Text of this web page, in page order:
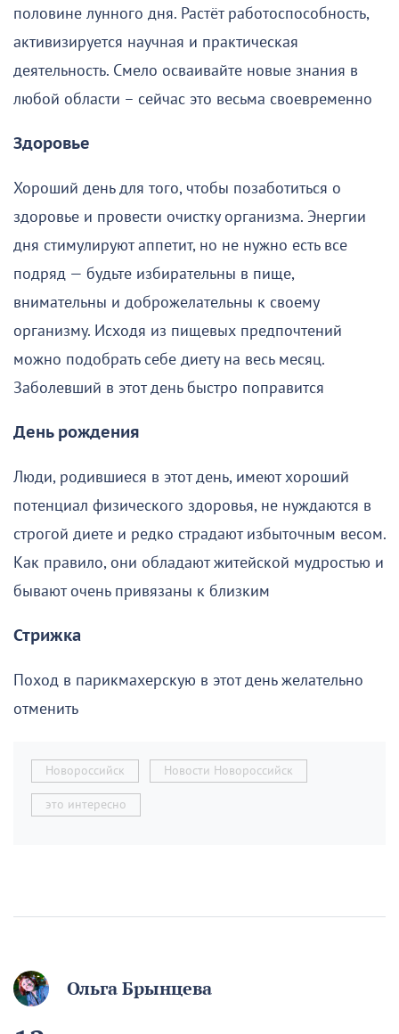
половине лунного дня. Растёт работоспособность,
активизируется научная и практическая
деятельность. Смело осваивайте новые знания в
любой области – сейчас это весьма своевременно
Здоровье
Хороший день для того, чтобы позаботиться о
здоровье и провести очистку организма. Энергии
дня стимулируют аппетит, но не нужно есть все
подряд — будьте избирательны в пище,
внимательны и доброжелательны к своему
организму. Исходя из пищевых предпочтений
можно подобрать себе диету на весь месяц.
Заболевший в этот день быстро поправится
День рождения
Люди, родившиеся в этот день, имеют хороший
потенциал физического здоровья, не нуждаются в
строгой диете и редко страдают избыточным весом.
Как правило, они обладают житейской мудростью и
бывают очень привязаны к близким
Стрижка
Поход в парикмахерскую в этот день желательно
отменить
Новороссийск Новости Новороссийск
это интересно
Ольга Брынцева